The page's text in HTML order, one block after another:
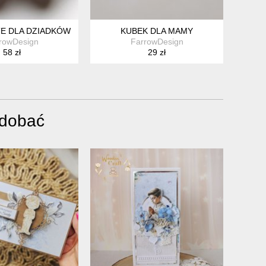
DLA DZIADKÓW
58 zł
KUBEK DLA MAMY
FarrowDesign
29 zł